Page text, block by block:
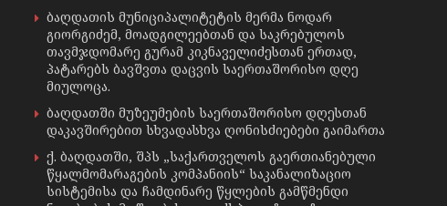
ბაღდათის მუნიციპალიტეტის მერმა ნოდარ
გიორგიძემ, მოადგილეებთან და საკრებულოს
თავმჯდომარე გურამ კიკნაველიძესთან ერთად,
პატარებს ბავშვთა დაცვის საერთაშორისო დღე
მიულოცა.
ბაღდათში მუზეუმების საერთაშორისო დღესთან
დაკავშირებით სხვადასხვა ღონისძიებები გაიმართა
ქ. ბაღდათში, შპს „საქართველოს გაერთიანებული
წყალმომარაგების კომპანიის“ საკანალიზაციო
სისტემისა და ჩამდინარე წყლების გამწმენდი